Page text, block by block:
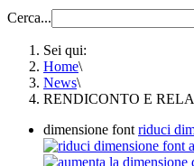
Cerca...
Sei qui:
Home\
News\
RENDICONTO E
dimensione font riduci